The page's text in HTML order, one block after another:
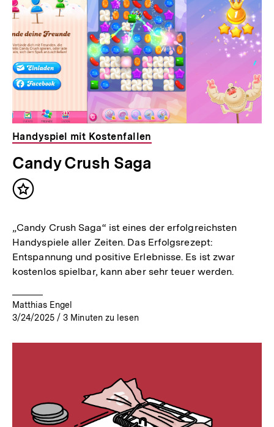
Handyspiel mit Kostenfallen
Candy Crush Saga
Inhalt
„Candy Crush Saga“ ist eines der erfolgreichsten
Handyspiele aller Zeiten. Das Erfolgsrezept:
Entspannung und positive Erlebnisse. Es ist zwar
kostenlos spielbar, kann aber sehr teuer werden.
Matthias Engel
3/24/2025 / 3 Minuten zu lesen